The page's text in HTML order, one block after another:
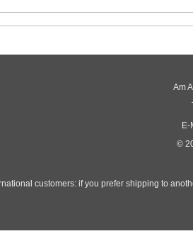
Am
©
customers: if you prefer shipping to